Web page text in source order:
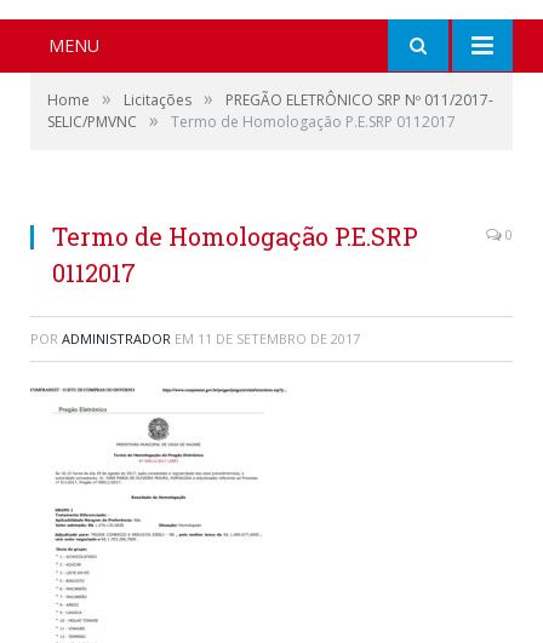
MENU
Home » Licitações »
PREGÃO ELETRÔNICO SRP Nº 011/2017-
SELIC/PMVNC
» Termo de Homologação P.E.SRP 0112017
Termo de Homologação P.E.SRP
0112017
0
POR ADMINISTRADOR EM 11 DE SETEMBRO DE 2017